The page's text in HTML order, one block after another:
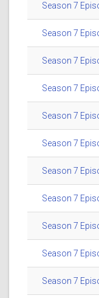
Season 7
Season 7
Season 7
Season 7
Season 7
Season 7
Season 7
Season 7
Season 7
Season 7
Season 7